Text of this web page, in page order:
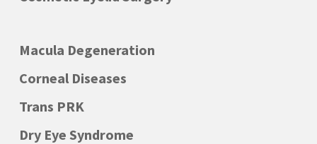
Macula Degeneration
Corneal Diseases
Trans PRK
Dry Eye Syndrome